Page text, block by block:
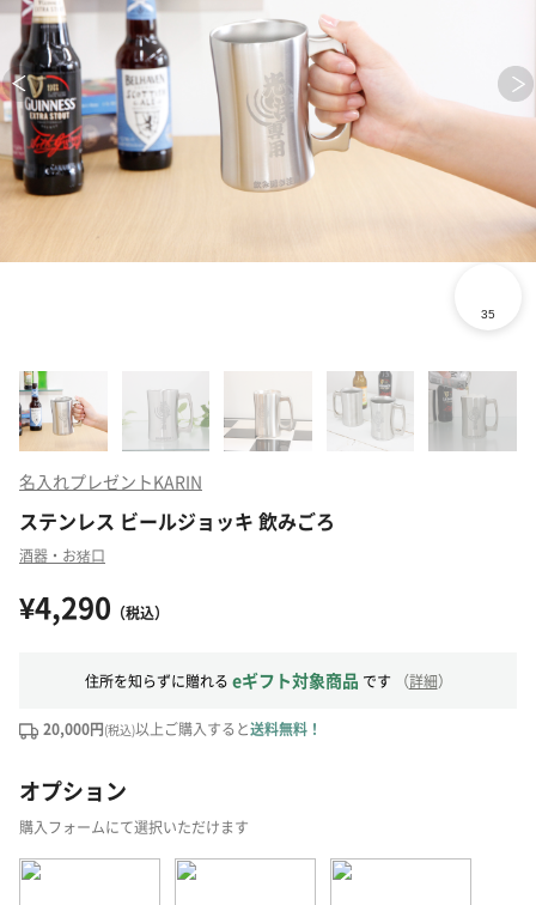
名入れプレゼントKARIN
ステンレス ビールジョッキ 飲みごろ
酒器・お猪口
¥4,290 （税込）
住所を知らずに贈れる eギフト対象商品 です （詳細）
20,000円(税込)以上ご購入すると送料無料！
オプション
購入フォームにて選択いただけます